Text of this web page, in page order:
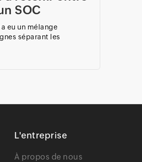
SOC
eu un mélange
séparant les
L'entreprise
À propos de nous